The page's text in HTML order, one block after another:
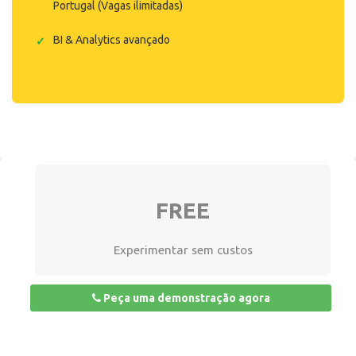
Portugal (Vagas ilimitadas)
BI & Analytics avançado
FREE
Experimentar sem custos
Peça uma demonstração agora